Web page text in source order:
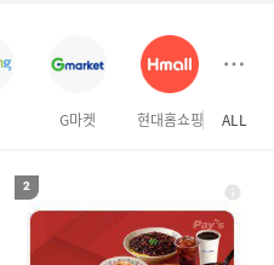
여성칠부바지
크록스
ALL
G마켓 현대홈쇼핑 마이리
2